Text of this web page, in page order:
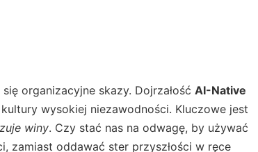
organizacyjne skazy. Dojrzałość AI-Native
wysokiej niezawodności. Kluczowe jest
winy. Czy stać nas na odwagę, by używać
zamiast oddawać ster przyszłości w ręce